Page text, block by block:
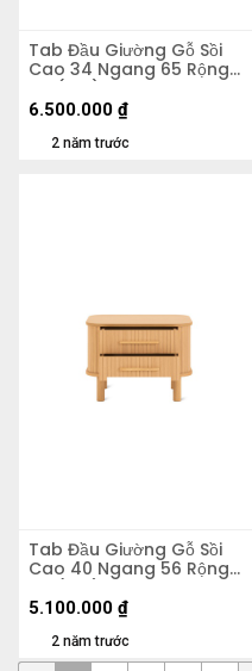
Tab Đầu Giường Gỗ Sồi
Cao 34 Ngang 65 Rộng
45 (cm)
2 năm trước
6.500.000 ₫
Tab Đầu Giường Gỗ Sồi
Cao 40 Ngang 56 Rộng
40 (cm)
2 năm trước
5.100.000 ₫